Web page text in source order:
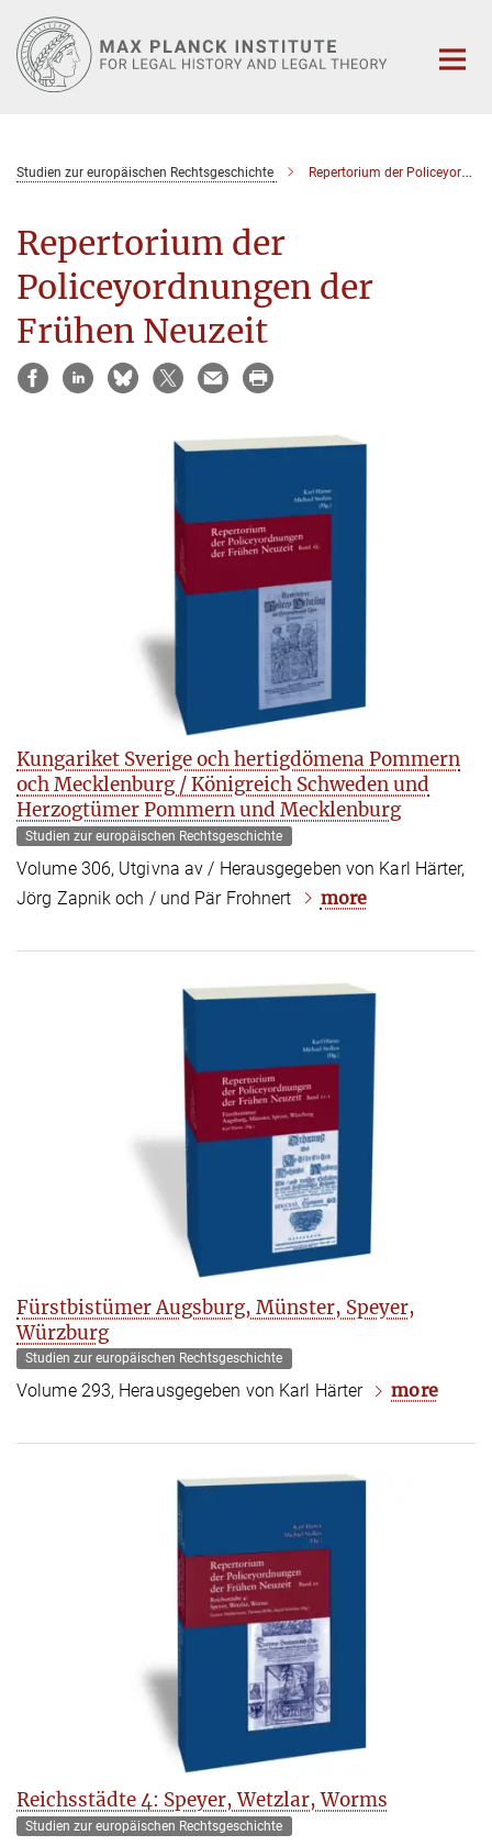
Main-
Content
Studien zur europäischen Rechtsgeschichte Repertorium der Policeyordnungen der Frühen Neuzeit
Repertorium der
Policeyordnungen der
Frühen Neuzeit
Kungariket Sverige och hertigdömena Pommern
och Mecklenburg / Königreich Schweden und
Herzogtümer Pommern und Mecklenburg
Studien zur europäischen Rechtsgeschichte
Volume 306, Utgivna av / Herausgegeben von Karl Härter,
Jörg Zapnik och / und Pär Frohnert
more
Fürstbistümer Augsburg, Münster, Speyer,
Würzburg
Studien zur europäischen Rechtsgeschichte
Volume 293, Herausgegeben von Karl Härter more
Reichsstädte 4: Speyer, Wetzlar, Worms
Studien zur europäischen Rechtsgeschichte